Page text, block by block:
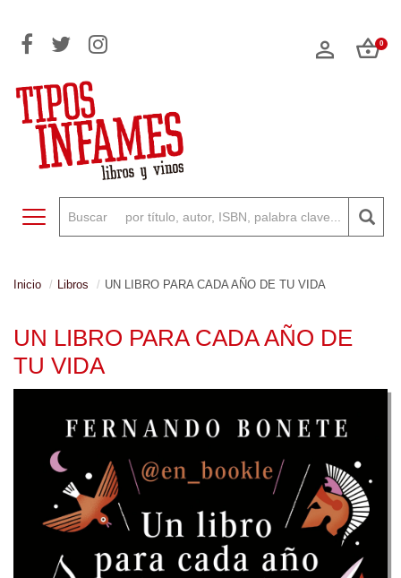
0
Toggle navigation
Inicio Libros UN LIBRO PARA CADA AÑO DE TU VIDA
UN LIBRO PARA CADA AÑO DE
TU VIDA